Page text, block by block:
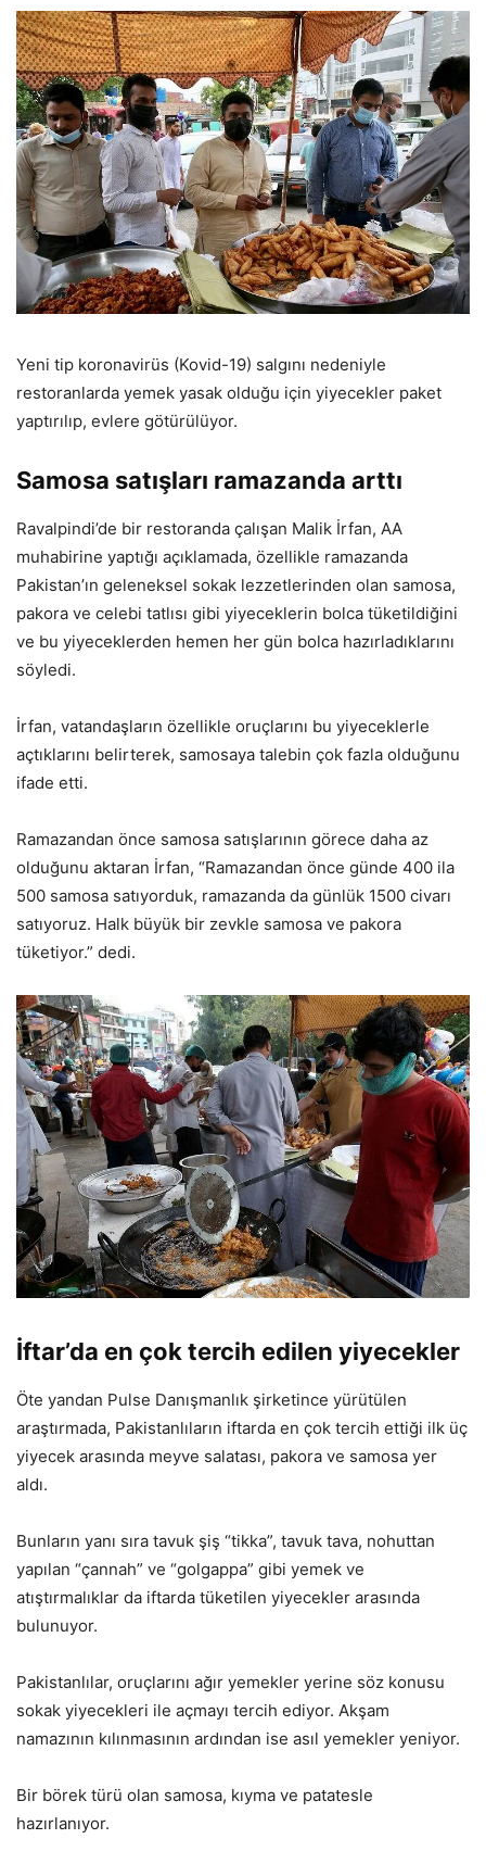
Yeni tip koronavirüs (Kovid-19) salgını nedeniyle
restoranlarda yemek yasak olduğu için yiyecekler paket
yaptırılıp, evlere götürülüyor.
Samosa satışları ramazanda arttı
Ravalpindi’de bir restoranda çalışan Malik İrfan, AA
muhabirine yaptığı açıklamada, özellikle ramazanda
Pakistan’ın geleneksel sokak lezzetlerinden olan samosa,
pakora ve celebi tatlısı gibi yiyeceklerin bolca tüketildiğini
ve bu yiyeceklerden hemen her gün bolca hazırladıklarını
söyledi.
İrfan, vatandaşların özellikle oruçlarını bu yiyeceklerle
açtıklarını belirterek, samosaya talebin çok fazla olduğunu
ifade etti.
Ramazandan önce samosa satışlarının görece daha az
olduğunu aktaran İrfan, “Ramazandan önce günde 400 ila
500 samosa satıyorduk, ramazanda da günlük 1500 civarı
satıyoruz. Halk büyük bir zevkle samosa ve pakora
tüketiyor.” dedi.
İftar’da en çok tercih edilen yiyecekler
Öte yandan Pulse Danışmanlık şirketince yürütülen
araştırmada, Pakistanlıların iftarda en çok tercih ettiği ilk üç
yiyecek arasında meyve salatası, pakora ve samosa yer
aldı.
Bunların yanı sıra tavuk şiş “tikka”, tavuk tava, nohuttan
yapılan “çannah” ve “golgappa” gibi yemek ve
atıştırmalıklar da iftarda tüketilen yiyecekler arasında
bulunuyor.
Pakistanlılar, oruçlarını ağır yemekler yerine söz konusu
sokak yiyecekleri ile açmayı tercih ediyor. Akşam
namazının kılınmasının ardından ise asıl yemekler yeniyor.
Bir börek türü olan samosa, kıyma ve patatesle
hazırlanıyor.